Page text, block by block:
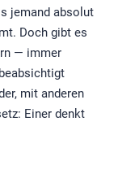
jemand absolut
Doch gibt es
— immer
mit anderen
Einer denkt